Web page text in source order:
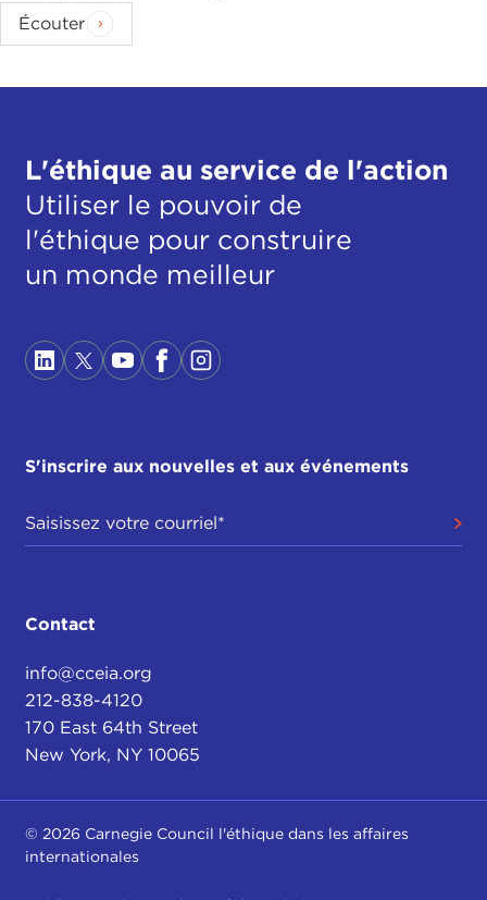
Écouter
L'éthique au service de l'action
Utiliser le pouvoir de
l'éthique pour construire
un monde meilleur
S'inscrire aux nouvelles et aux événements
Contact
info@cceia.org
212-838-4120
170 East 64th Street
New York, NY 10065
© 2026 Carnegie Council l'éthique dans les affaires
internationales